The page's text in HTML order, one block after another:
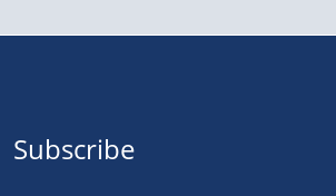
Subscribe